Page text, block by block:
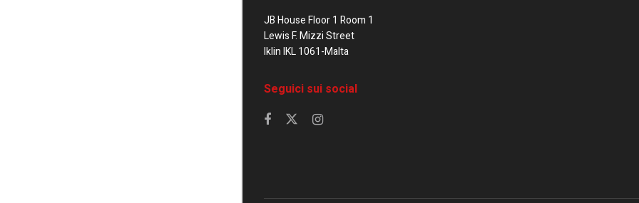
JB House Floor 1 Room 1
Lewis F. Mizzi Street
Iklin IKL 1061-Malta
Seguici sui social